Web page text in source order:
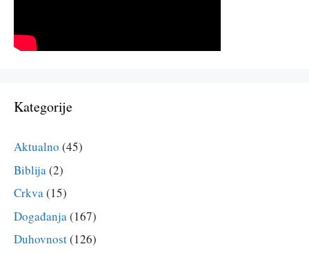
Kategorije
Aktualno (45)
Biblija(2)
Crkva(15)
Događanja(167)
Duhovnost(126)